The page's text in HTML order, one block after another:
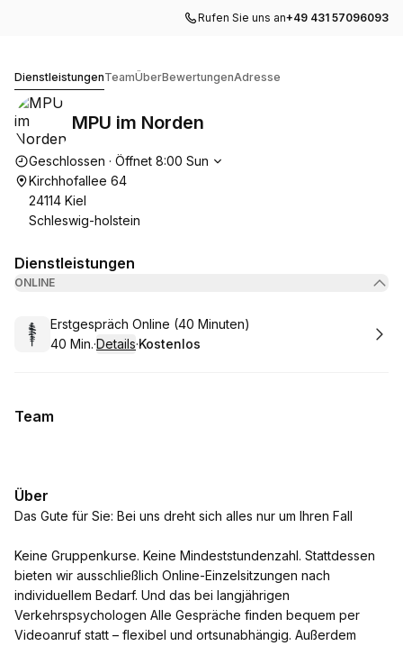
Rufen Sie uns an+49 431 57096093
DienstleistungenTeamÜberBewertungenAdresse
MPU im Norden
Die Öffnungszeiten
Geschlossen · Öffnet 8:00 Sun
Kirchhofallee 64
24114 Kiel
Schleswig-holstein
Dienstleistungen
ONLINE
Buchen
Erstgespräch Online (40 Minuten)
.Dauer:
40 Min.·Details·
.Preis:
Kostenlos
Team
Über
Das Gute für Sie: Bei uns dreht sich alles nur um Ihren Fall
Keine Gruppenkurse. Keine Mindeststundenzahl. Stattdessen
bieten wir ausschließlich Online-Einzelsitzungen nach
individuellem Bedarf. Und das bei langjährigen
Verkehrspsychologen Alle Gespräche finden bequem per
Videoanruf statt – flexibel und ortsunabhängig. Außerdem